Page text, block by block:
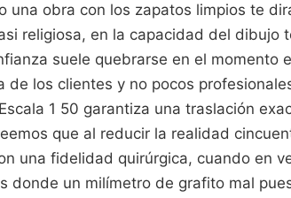
una obra con los zapatos limpios te
religiosa, en la capacidad del dibujo
suele quebrarse en el momento
de los clientes y no pocos
1 50 garantiza una traslación
que al reducir la realidad
una fidelidad quirúrgica, cuando en
donde un milímetro de grafito mal